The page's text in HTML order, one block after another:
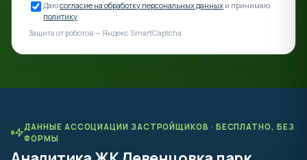
Даюсогласие на обработку персональных данных и принимаю
политику
Защита от роботов — Яндекс SmartCaptcha.
ДАННЫЕ АССОЦИАЦИИ ЗАСТРОЙЩИКОВ · БЕСПЛАТНО, БЕЗ
ФОРМЫ